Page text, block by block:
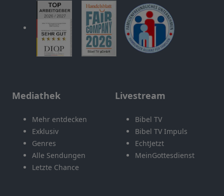
Mediathek
Mehr entdecken
Exklusiv
Genres
Alle Sendungen
Letzte Chance
Livestream
Bibel TV
Bibel TV Impuls
EchtJetzt
MeinGottesdienst